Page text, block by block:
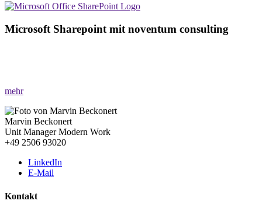
Microsoft Sharepoint mit noventum consulting
mehr
Marvin Beckonert
Unit Manager Modern Work
+49 2506 93020
LinkedIn
E-Mail
Kontakt